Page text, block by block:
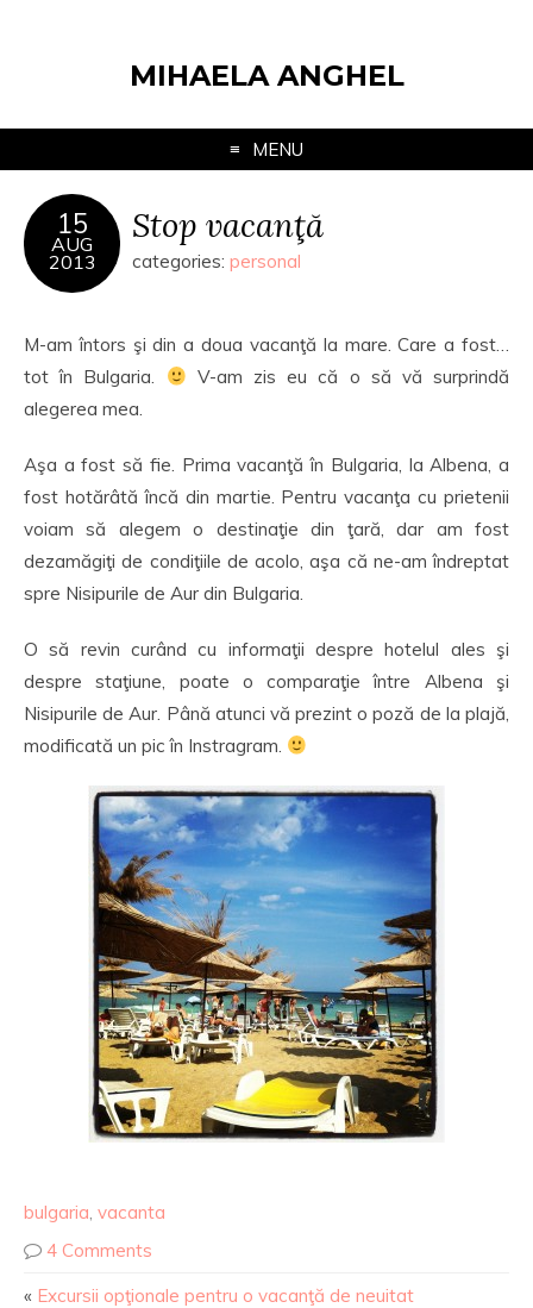
MIHAELA ANGHEL
MENU
15
AUG
2013
Stop vacanţă
categories: personal
M-am întors şi din a doua vacanţă la mare. Care a fost…
tot în Bulgaria.
V-am zis eu că o să vă surprindă
alegerea mea.
Aşa a fost să fie. Prima vacanţă în Bulgaria, la Albena, a
fost hotărâtă încă din martie. Pentru vacanţa cu prietenii
voiam să alegem o destinaţie din ţară, dar am fost
dezamăgiţi de condiţiile de acolo, aşa că ne-am îndreptat
spre Nisipurile de Aur din Bulgaria.
O să revin curând cu informaţii despre hotelul ales şi
despre staţiune, poate o comparaţie între Albena şi
Nisipurile de Aur. Până atunci vă prezint o poză de la plajă,
modificată un pic în Instragram.
bulgaria, vacanta
4 Comments
« Excursii opţionale pentru o vacanţă de neuitat